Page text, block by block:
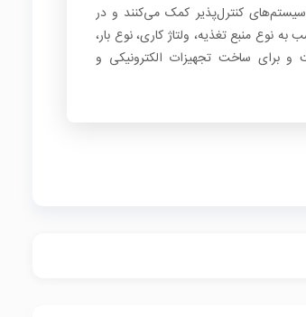
کنترل‌پذیر کمک می‌کنند و در
نوع منبع تغذیه، ولتاژ کاری، نوع بار،
و برای ساخت تجهیزات الکترونیکی و